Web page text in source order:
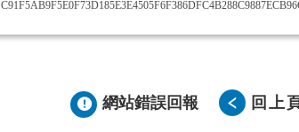
網站錯誤回報 回上